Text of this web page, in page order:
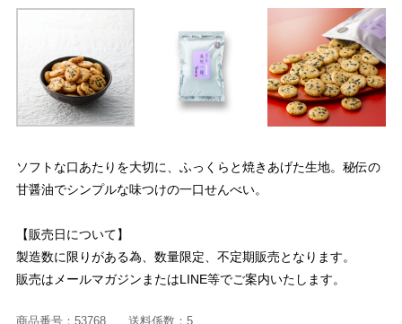
ソフトな口あたりを大切に、ふっくらと焼きあげた生地。秘伝の
甘醤油でシンプルな味つけの一口せんべい。
【販売日について】
製造数に限りがある為、数量限定、不定期販売となります。
販売はメールマガジンまたはLINE等でご案内いたします。
商品番号： 53768 送料係数： 5